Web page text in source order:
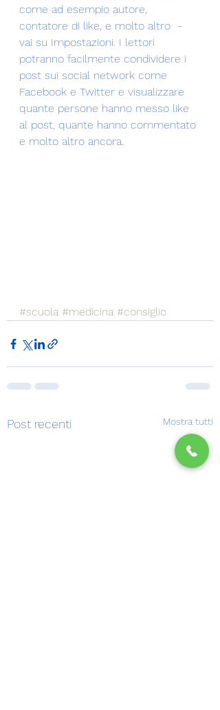
come ad esempio autore,
contatore di like, e molto altro  -
vai su Impostazioni. I lettori
potranno facilmente condividere i
post sui social network come
Facebook e Twitter e visualizzare
quante persone hanno messo like
al post, quante hanno commentato
e molto altro ancora.
#scuola #medicina #consiglio
Post recenti Mostra tutti